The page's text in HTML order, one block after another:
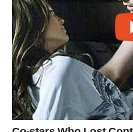
Kroz sve ove godine, ljubav
ona je bila tu, ali nedostatak